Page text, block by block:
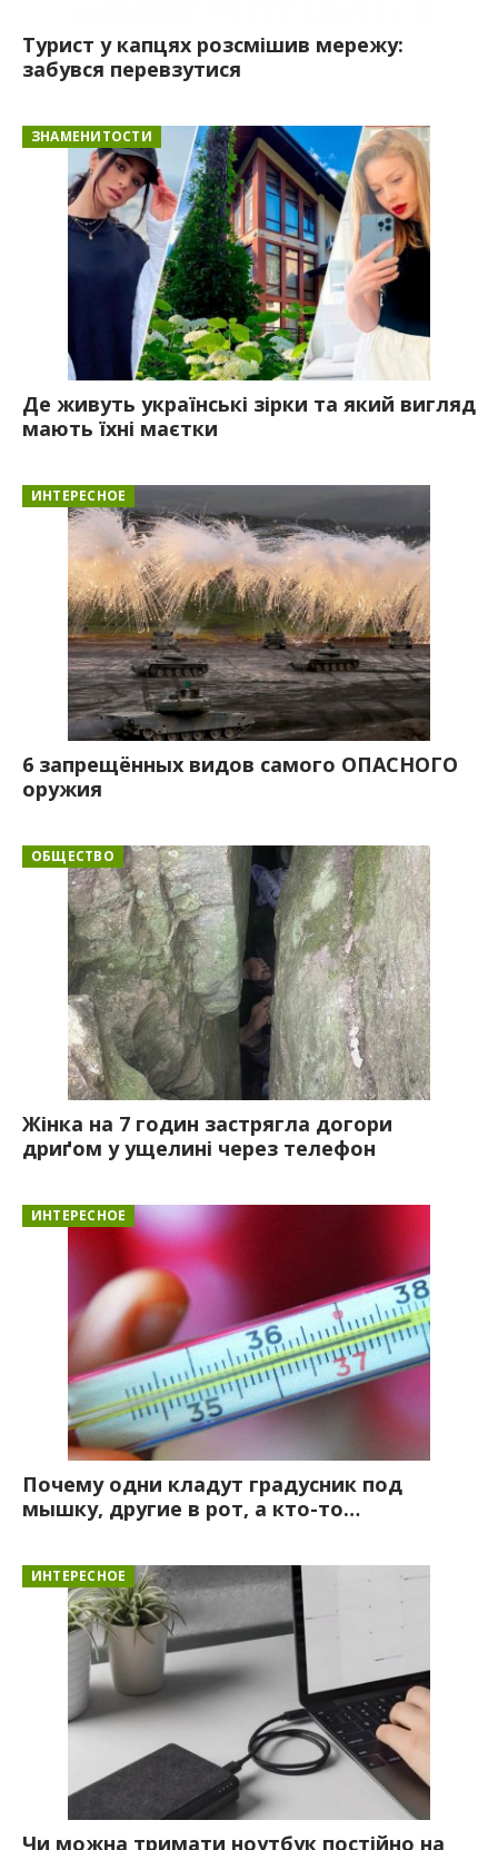
Турист у капцях розсмішив мережу:
забувся перевзутися
ЗНАМЕНИТОСТИ
Де живуть українські зірки та який вигляд
мають їхні маєтки
ИНТЕРЕСНОЕ
6 запрещённых видов самого ОПАСНОГО
оружия
ОБЩЕСТВО
Жінка на 7 годин застрягла догори
дриґом у ущелині через телефон
ИНТЕРЕСНОЕ
Почему одни кладут градусник под
мышку, другие в рот, а кто-то…
ИНТЕРЕСНОЕ
Чи можна тримати ноутбук постійно на